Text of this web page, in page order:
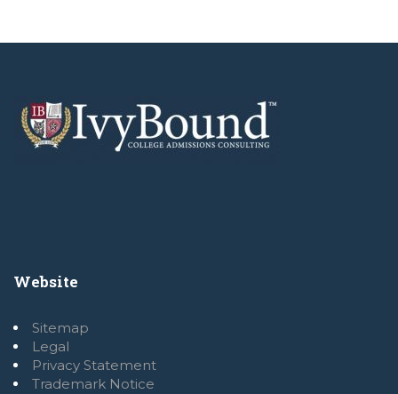
Website
Sitemap
Legal
Privacy Statement
Trademark Notice